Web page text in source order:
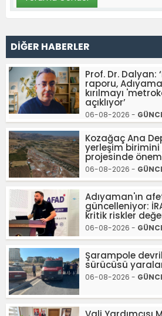
DİĞER HABERLER
Prof. Dr. Dalyan:
raporu,
kırılmayı
açıklıyor’
06-08-2026 -
Kozağaç Ana
yerleşim
projesinde
06-08-2026 -
Adıyaman'ın
güncelleniyor:
kritik riskler
06-08-2026 -
Şarampole
sürücüsü
06-08-2026 -